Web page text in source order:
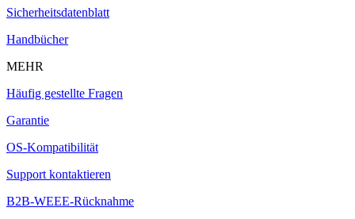
Sicherheitsdatenblatt
Handbücher
MEHR
Häufig gestellte Fragen
Garantie
OS-Kompatibilität
Support kontaktieren
B2B-WEEE-Rücknahme